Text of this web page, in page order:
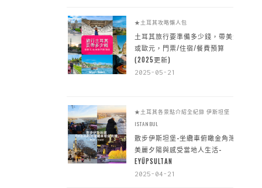
★土耳其攻略懶人包
土耳其旅行要準備多少錢，帶美金
或歐元，門票/住宿/餐費預算
(2025更新)
2025-05-21
★土耳其各景點介紹全紀錄 伊斯坦堡
ISTANBUL
散步伊斯坦堡-坐纜車俯瞰金角灣
美麗夕陽與感受當地人生活-
EYÜPSULTAN
2025-04-21